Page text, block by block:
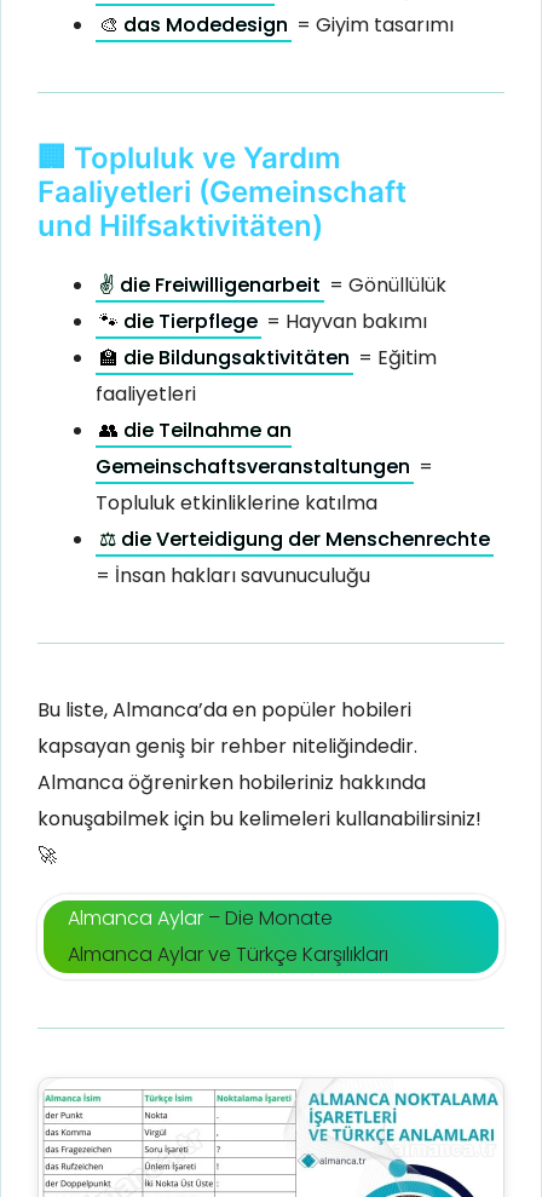
🎨 das Modedesign = Giyim tasarımı
🏢 Topluluk ve Yardım
Faaliyetleri (Gemeinschaft
und Hilfsaktivitäten)
✌️ die Freiwilligenarbeit = Gönüllülük
🐾 die Tierpflege = Hayvan bakımı
🏫 die Bildungsaktivitäten = Eğitim
faaliyetleri
👥 die Teilnahme an
Gemeinschaftsveranstaltungen =
Topluluk etkinliklerine katılma
⚖️ die Verteidigung der Menschenrechte
= İnsan hakları savunuculuğu
Bu liste, Almanca’da en popüler hobileri
kapsayan geniş bir rehber niteliğindedir.
Almanca öğrenirken hobileriniz hakkında
konuşabilmek için bu kelimeleri kullanabilirsiniz!
🚀
Almanca Aylar – Die Monate
Almanca Aylar ve Türkçe Karşılıkları